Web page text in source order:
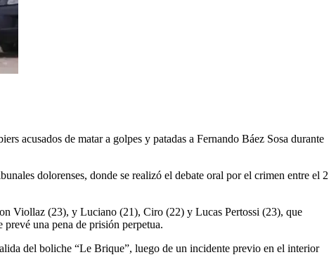
acusados de matar a golpes y patadas a Fernando Báez Sosa durante
dolorenses, donde se realizó el debate oral por el crimen entre el 2
Viollaz (23), y Luciano (21), Ciro (22) y Lucas Pertossi (23), que
una pena de prisión perpetua.
del boliche “Le Brique”, luego de un incidente previo en el interior